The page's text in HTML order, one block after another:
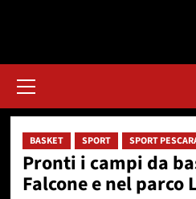
principale
BASKET SPORT SPORT
Pronti i campi da
Falcone e nel parco